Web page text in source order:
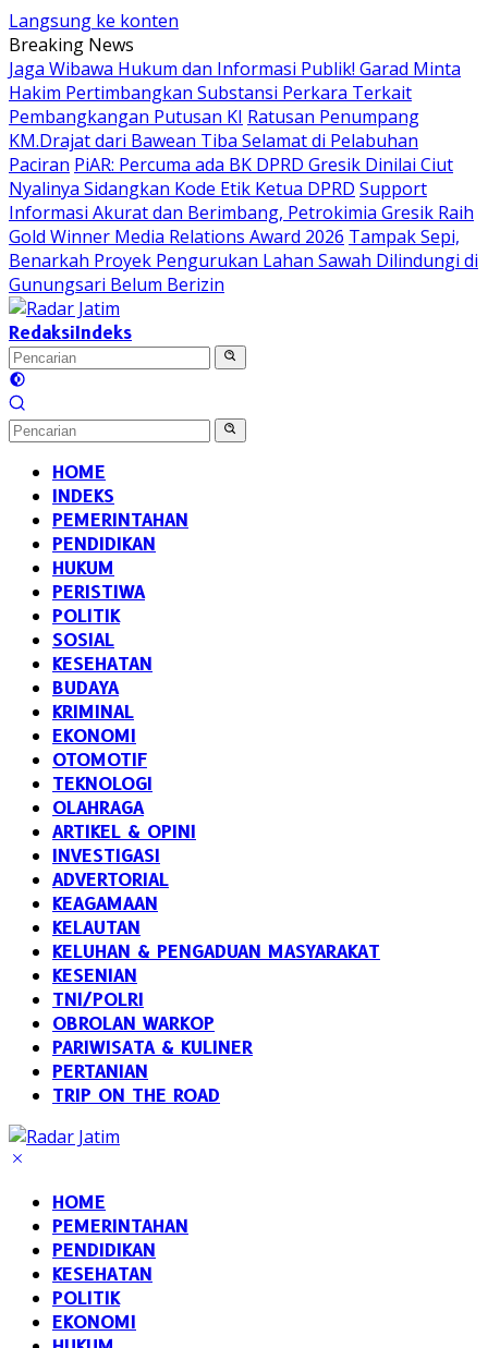
Langsung ke konten
Breaking News
Jaga Wibawa Hukum dan Informasi Publik! Garad Minta
Hakim Pertimbangkan Substansi Perkara Terkait
Pembangkangan Putusan KI Ratusan Penumpang
KM.Drajat dari Bawean Tiba Selamat di Pelabuhan
Paciran PiAR: Percuma ada BK DPRD Gresik Dinilai Ciut
Nyalinya Sidangkan Kode Etik Ketua DPRD Support
Informasi Akurat dan Berimbang, Petrokimia Gresik Raih
Gold Winner Media Relations Award 2026 Tampak Sepi,
Benarkah Proyek Pengurukan Lahan Sawah Dilindungi di
Gunungsari Belum Berizin
RedaksiIndeks
HOME
INDEKS
PEMERINTAHAN
PENDIDIKAN
HUKUM
PERISTIWA
POLITIK
SOSIAL
KESEHATAN
BUDAYA
KRIMINAL
EKONOMI
OTOMOTIF
TEKNOLOGI
OLAHRAGA
ARTIKEL & OPINI
INVESTIGASI
ADVERTORIAL
KEAGAMAAN
KELAUTAN
KELUHAN & PENGADUAN MASYARAKAT
KESENIAN
TNI/POLRI
OBROLAN WARKOP
PARIWISATA & KULINER
PERTANIAN
TRIP ON THE ROAD
HOME
PEMERINTAHAN
PENDIDIKAN
KESEHATAN
POLITIK
EKONOMI